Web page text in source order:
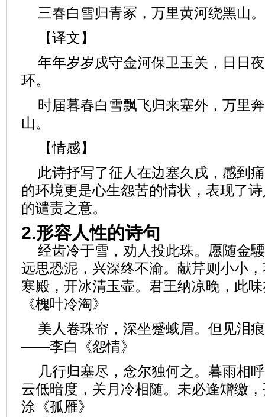
三春白雪归青冢，万里黄河绕黑山。
【译文】
年年岁岁戍守金河保卫玉关，日日
环。
时届暮春白雪飘飞归来塞外，万里
山。
【情感】
此诗抒写了征人在边塞久戌，感到
的环境更是心生怨苦的情状，表现了
的谴责之意。
2.形容人性的诗句
经齿冷于雪，劝人投此珠。愿随金
远思恐泥，兴深终不渝。献芹则小小
寒殿，开冰清玉壶。君王纳凉晚，此
《槐叶冷淘》
美人卷珠帘，深坐蹙蛾眉。但见泪
——李白《怨情》
几行归塞尽，念尔独何之。暮雨相
云低暗度，关月冷相随。未必逢矰缴
涂《孤雁》